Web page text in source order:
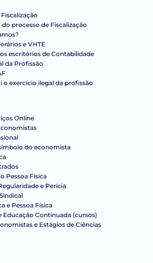
do processo de Fiscalização
e VHTE
escritórios de Contabilidade
da Profissão
o exercício ilegal da profissão
Online
do economista
Pessoa Física
e Perícia
e Pessoa Física
Educação Continuada (cursos)
e Estágios de Ciências